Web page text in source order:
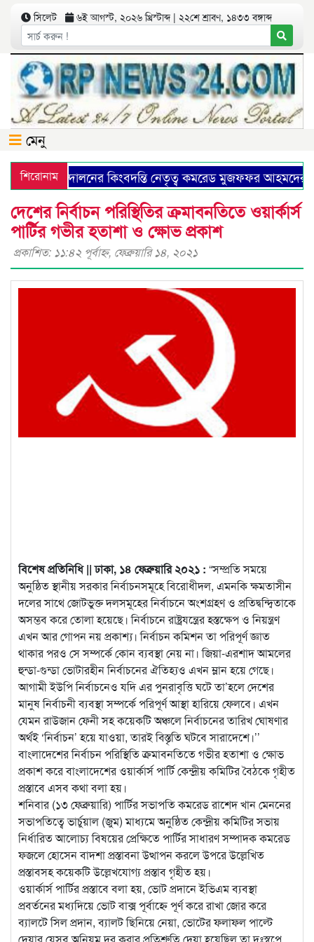
সিলেট ৬ই আগস্ট, ২০২৬ খ্রিস্টাব্দ | ২২শে শ্রাবণ, ১৪৩৩ বঙ্গাব্দ
মেনু
শিরোনামআন্দোলনের কিংবদন্তি নেতৃত্ব কমরেড মুজফ্ফর আহমদের
দেশের নির্বাচন পরিস্থিতির ক্রমাবনতিতে ওয়ার্কার্স
পার্টির গভীর হতাশা ও ক্ষোভ প্রকাশ
প্রকাশিত: ১১:৪২ পূর্বাহ্ণ, ফেব্রুয়ারি ১৪, ২০২১
বিশেষ প্রতিনিধি || ঢাকা, ১৪ ফেব্রুয়ারি ২০২১ : “সম্প্রতি সময়ে
অনুষ্ঠিত স্থানীয় সরকার নির্বাচনসমূহে বিরোধীদল, এমনকি ক্ষমতাসীন
দলের সাথে জোটভুক্ত দলসমূহের নির্বাচনে অংশগ্রহণ ও প্রতিদ্বন্দ্বিতাকে
অসম্ভব করে তোলাহয়েছে। নির্বাচনে রাষ্ট্রযন্ত্রের হস্তক্ষেপ ও নিয়ন্ত্রণ
এখন আর গোপন নয় প্রকাশ্য। নির্বাচন কমিশন তা পরিপূর্ণ জ্ঞাত
থাকার পরও সে সম্পর্কে কোন ব্যবস্থা নেয় না। জিয়া-এরশাদ আমলের
হুন্ডা-গুন্ডা ভোটারহীন নির্বাচনের ঐতিহ্যও এখন ম্লান হয়ে গেছে।
আগামী ইউপি নির্বাচনেও যদি এর পুনরাবৃত্তি ঘটে তা’হলে দেশের
মানুষ নির্বাচনী ব্যবস্থা সম্পর্কে পরিপূর্ণ আস্থা হারিয়ে ফেলবে। এখন
যেমন রাউজান ফেনী সহ কয়েকটি অঞ্চলে নির্বাচনের তারিখ ঘোষণার
অর্থই ‘নির্বাচন’ হয়ে যাওয়া, তারই বিস্তৃতি ঘটবে সারাদেশে।’’
বাংলাদেশের নির্বাচন পরিস্থিতি ক্রমাবনতিতে গভীর হতাশা ও ক্ষোভ
প্রকাশ করে বাংলাদেশের ওয়ার্কার্স পার্টি কেন্দ্রীয় কমিটির বৈঠকে গৃহীত
প্রস্তাবে এসব কথা বলা হয়।
শনিবার (১৩ ফেব্রুয়ারি) পার্টির সভাপতি কমরেড রাশেদ খান মেননের
সভাপতিত্বে ভার্চুয়াল (জুম) মাধ্যমে অনুষ্ঠিত কেন্দ্রীয় কমিটির সভায়
নির্ধারিত আলোচ্য বিষয়ের প্রেক্ষিতে পার্টির সাধারণ সম্পাদক কমরেড
ফজলে হোসেন বাদশা প্রস্তাবনা উত্থাপন করলে উপরে উল্লেখিত
প্রস্তাবসহ কয়েকটি উল্লেখযোগ্য প্রস্তাব গৃহীত হয়।
ওয়ার্কার্স পার্টির প্রস্তাবে বলা হয়, ভোট প্রদানে ইভিএম ব্যবস্থা
প্রবর্তনের মধ্যদিয়ে ভোট বাক্স পূর্বাহ্নে পূর্ণ করে রাখা জোর করে
ব্যালটে সিল প্রদান, ব্যালট ছিনিয়ে নেয়া, ভোটের ফলাফল পাল্টে
দেয়ার যেসব অনিয়ম দূর করার প্রতিশ্রুতি দেয়া হয়েছিল তা দুঃস্বপ্নে